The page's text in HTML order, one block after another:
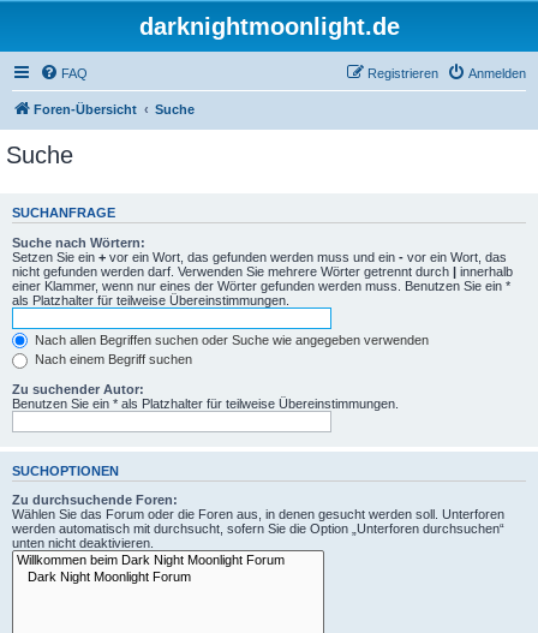
darknightmoonlight.de
FAQ Anmelden
Registrieren
Foren-Übersicht Suche
Suche
SUCHANFRAGE
Suche nach Wörtern:
Setzen Sie ein + vor ein Wort, das gefunden werden muss und ein - vor ein Wort, das
nicht gefunden werden darf. Verwenden Sie mehrere Wörter getrennt durch | innerhalb
einer Klammer, wenn nur eines der Wörter gefunden werden muss. Benutzen Sie ein *
als Platzhalter für teilweise Übereinstimmungen.
Nach allen Begriffen suchen oder Suche wie angegeben verwenden
Nach einem Begriff suchen
Zu suchender Autor:
Benutzen Sie ein * als Platzhalter für teilweise Übereinstimmungen.
SUCHOPTIONEN
Zu durchsuchende Foren:
Wählen Sie das Forum oder die Foren aus, in denen gesucht werden soll. Unterforen
werden automatisch mit durchsucht, sofern Sie die Option „Unterforen durchsuchen“
unten nicht deaktivieren.